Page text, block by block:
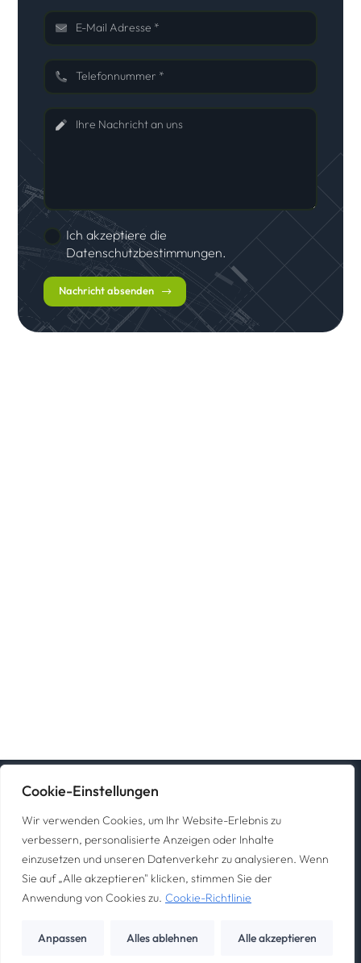
Cookie-Einstellungen
Wir verwenden Cookies, um Ihr Website-Erlebnis zu
verbessern, personalisierte Anzeigen oder Inhalte
einzusetzen und unseren Datenverkehr zu analysieren. Wenn
Sie auf „Alle akzeptieren" klicken, stimmen Sie der
Anwendung von Cookies zu. Cookie-Richtlinie
Anpassen Alles ablehnen Alle akzeptieren
E-Mail Adresse *
Telefonnummer *
Ihre Nachricht an uns
Ich akzeptiere die
Datenschutzbestimmungen.
Nachricht absenden
Impressum Datenschutz
©2024 – Alle Rechte vorbehalten.